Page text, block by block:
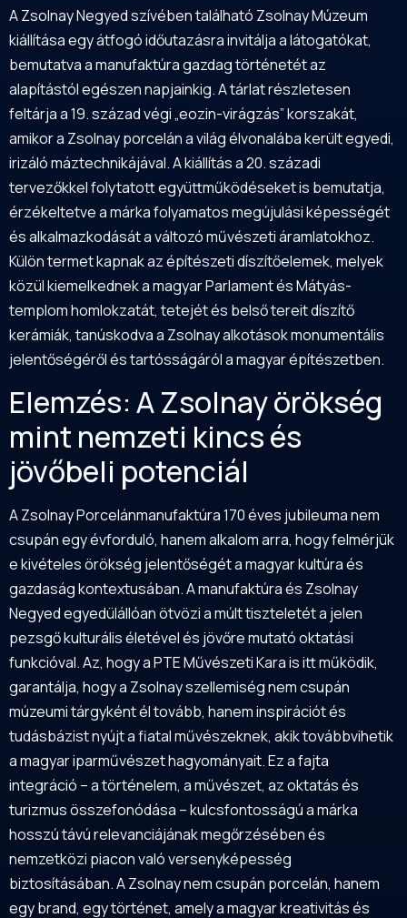
A Zsolnay Negyed szívében található Zsolnay Múzeum
kiállítása egy átfogó időutazásra invitálja a látogatókat,
bemutatva a manufaktúra gazdag történetét az
alapítástól egészen napjainkig. A tárlat részletesen
feltárja a 19. század végi „eozin-virágzás” korszakát,
amikor a Zsolnay porcelán a világ élvonalába került egyedi,
irizáló máztechnikájával. A kiállítás a 20. századi
tervezőkkel folytatott együttműködéseket is bemutatja,
érzékeltetve a márka folyamatos megújulási képességét
és alkalmazkodását a változó művészeti áramlatokhoz.
Külön termet kapnak az építészeti díszítőelemek, melyek
közül kiemelkednek a magyar Parlament és Mátyás-
templom homlokzatát, tetejét és belső tereit díszítő
kerámiák, tanúskodva a Zsolnay alkotások monumentális
jelentőségéről és tartósságáról a magyar építészetben.
Elemzés: A Zsolnay örökség
mint nemzeti kincs és
jövőbeli potenciál
A Zsolnay Porcelánmanufaktúra 170 éves jubileuma nem
csupán egy évforduló, hanem alkalom arra, hogy felmérjük
e kivételes örökség jelentőségét a magyar kultúra és
gazdaság kontextusában. A manufaktúra és Zsolnay
Negyed egyedülállóan ötvözi a múlt tiszteletét a jelen
pezsgő kulturális életével és jövőre mutató oktatási
funkcióval. Az, hogy a PTE Művészeti Kara is itt működik,
garantálja, hogy a Zsolnay szellemiség nem csupán
múzeumi tárgyként él tovább, hanem inspirációt és
tudásbázist nyújt a fiatal művészeknek, akik továbbvihetik
a magyar iparművészet hagyományait. Ez a fajta
integráció – a történelem, a művészet, az oktatás és
turizmus összefonódása – kulcsfontosságú a márka
hosszú távú relevanciájának megőrzésében és
nemzetközi piacon való versenyképesség
biztosításában. A Zsolnay nem csupán porcelán, hanem
egy brand, egy történet, amely a magyar kreativitás és